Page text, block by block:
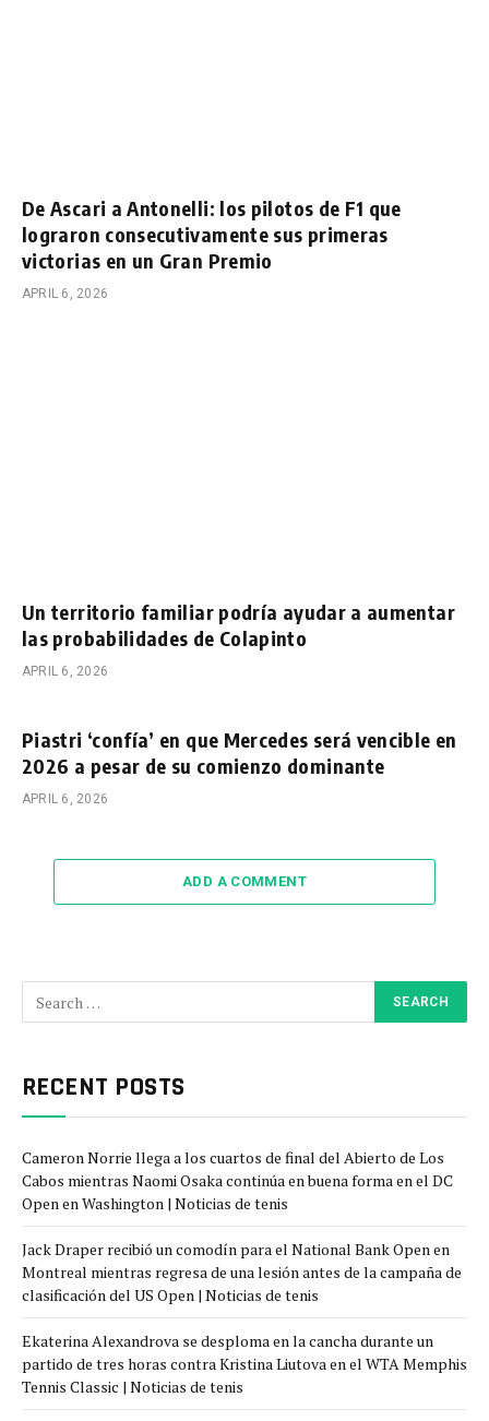
De Ascari a Antonelli: los pilotos de F1 que
lograron consecutivamente sus primeras
victorias en un Gran Premio
APRIL 6, 2026
Un territorio familiar podría ayudar a aumentar
las probabilidades de Colapinto
APRIL 6, 2026
Piastri ‘confía’ en que Mercedes será vencible en
2026 a pesar de su comienzo dominante
APRIL 6, 2026
ADD A COMMENT
RECENT POSTS
Cameron Norrie llega a los cuartos de final del Abierto de Los
Cabos mientras Naomi Osaka continúa en buena forma en el DC
Open en Washington | Noticias de tenis
Jack Draper recibió un comodín para el National Bank Open en
Montreal mientras regresa de una lesión antes de la campaña de
clasificación del US Open | Noticias de tenis
Ekaterina Alexandrova se desploma en la cancha durante un
partido de tres horas contra Kristina Liutova en el WTA Memphis
Tennis Classic | Noticias de tenis